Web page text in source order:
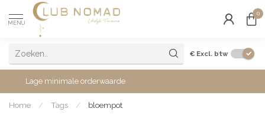
MENU
0
€ Excl. btw
Lage minimale orderwaarde
Home / Tags / bloempot